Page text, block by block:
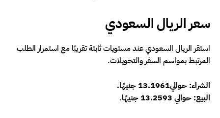
سعر الريال السعودي
استقر الريال السعودي عند مستويات ثابتة تقريبًا مع استمرار الطلب
المرتبط بمواسم السفر والتحويلات.
الشراء: حوالي13.1961 جنيهًا.
البيع: حوالي 13.2593 جنيهًا
.